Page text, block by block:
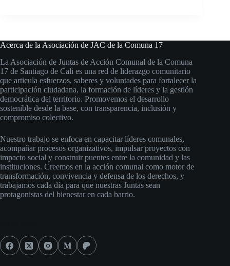
Acerca de la Asociación de JAC de la Comuna 17
La Asociación de Juntas de Acción Comunal de la Comuna
17 de Santiago de Cali es una red de liderazgo comunitario
que articula esfuerzos, saberes y voluntades para fortalecer la
participación ciudadana, la formación de líderes y la gestión
democrática del territorio. Promovemos el desarrollo
sostenible desde la base, con transparencia, inclusión y
compromiso colectivo.
Nuestro trabajo se enfoca en capacitar líderes comunales,
acompañar procesos organizativos, impulsar proyectos con
impacto social y construir puentes entre la comunidad y las
instituciones. Creemos en la acción comunal como motor de
transformación, convivencia y defensa de los derechos, y
trabajamos cada día para que nuestras Juntas sean
protagonistas del bienestar en cada barrio.